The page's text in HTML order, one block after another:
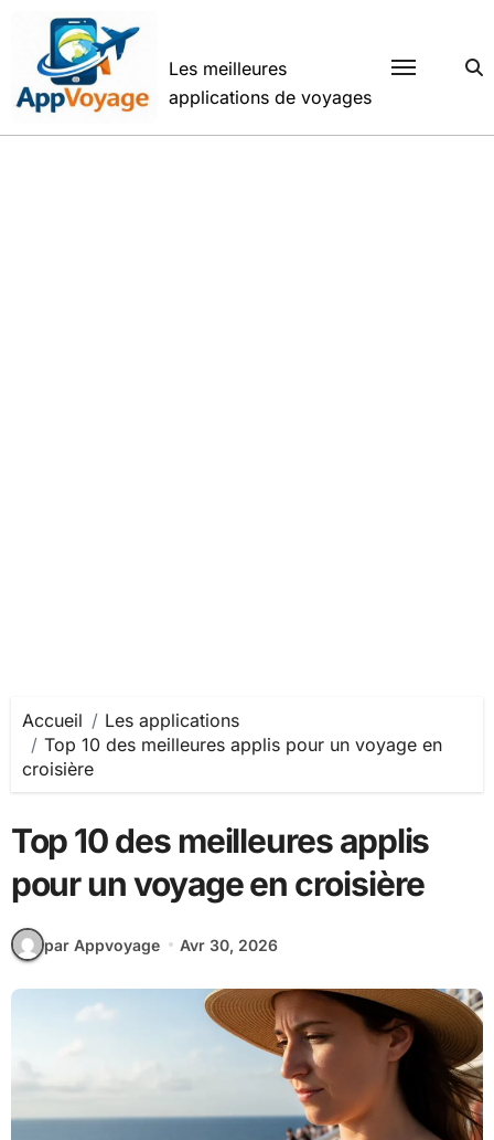
contenu
Les meilleures
applications de voyages
Accueil
Les applications
Top 10 des meilleures applis pour un voyage en
croisière
Top 10 des meilleures applis
pour un voyage en croisière
par Appvoyage Avr 30, 2026